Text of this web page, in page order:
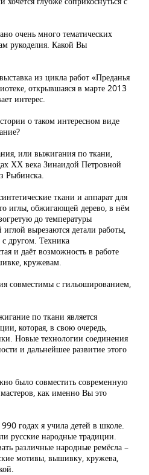
очень много тематических
рукоделия. Какой Вы
из цикла работ «Преданья
открывшаяся в марте 2013
интерес.
о таком интересном виде
или выжигания по ткани,
ХХ века Зинаидой Петровной
Рыбинска.
ткани и аппарат для
иглы, обжигающей дерево, в нём
до температуры
вырезаются детали работы,
другом. Техника
и даёт возможность в работе
кружевам.
совместимы с гильошированием,
по ткани является
которая, в свою очередь,
Новые технологии соединения
и дальнейшее развитие этого
было совместить современную
как именно Вы это
годах я учила детей в школе.
русские народные традиции.
различные народные ремёсла –
мотивы, вышивку, кружева,